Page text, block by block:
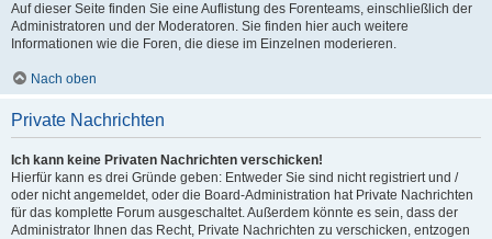
Auf dieser Seite finden Sie eine Auflistung des Forenteams, einschließlich der
Administratoren und der Moderatoren. Sie finden hier auch weitere
Informationen wie die Foren, die diese im Einzelnen moderieren.
Nach oben
Private Nachrichten
Ich kann keine Privaten Nachrichten verschicken!
Hierfür kann es drei Gründe geben: Entweder Sie sind nicht registriert und /
oder nicht angemeldet, oder die Board-Administration hat Private Nachrichten
für das komplette Forum ausgeschaltet. Außerdem könnte es sein, dass der
Administrator Ihnen das Recht, Private Nachrichten zu verschicken, entzogen